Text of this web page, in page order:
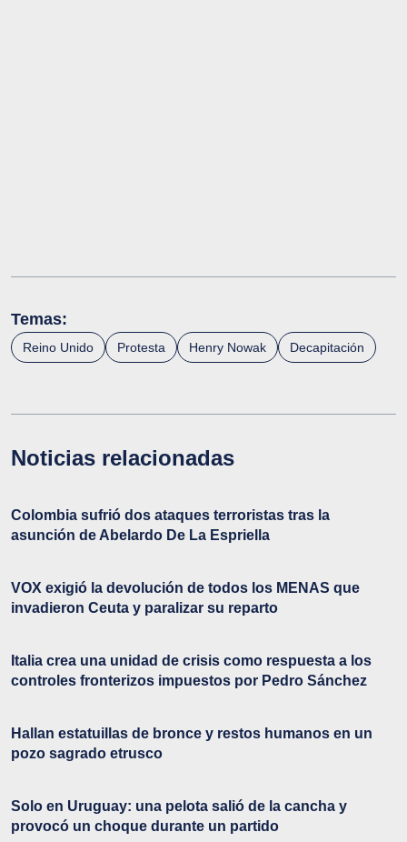
Temas:
Reino Unido Protesta Henry Nowak Decapitación
Noticias relacionadas
Colombia sufrió dos ataques terroristas tras la
asunción de Abelardo De La Espriella
VOX exigió la devolución de todos los MENAS que
invadieron Ceuta y paralizar su reparto
Italia crea una unidad de crisis como respuesta a los
controles fronterizos impuestos por Pedro Sánchez
Hallan estatuillas de bronce y restos humanos en un
pozo sagrado etrusco
Solo en Uruguay: una pelota salió de la cancha y
provocó un choque durante un partido